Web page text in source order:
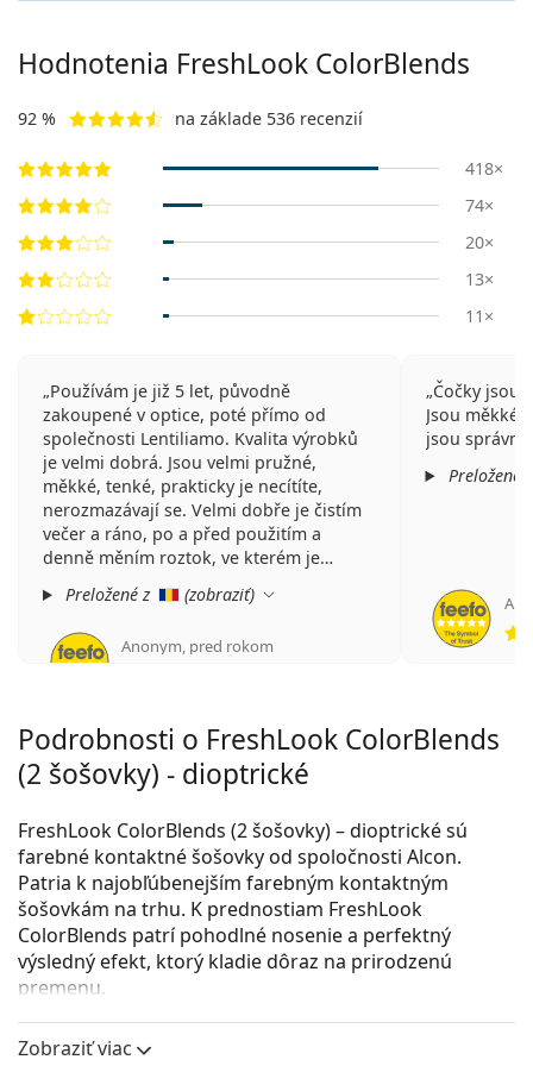
Hodnotenia FreshLook ColorBlends
92 % na základe 536 recenzií
418×
74×
20×
13×
11×
Používám je již 5 let, původně
zakoupené v optice, poté přímo od
společnosti Lentiliamo. Kvalita výrobků
je velmi dobrá. Jsou velmi pružné,
měkké, tenké, prakticky je necítíte,
nerozmazávají se. Velmi dobře je čistím
večer a ráno, po a před použitím a
denně měním roztok, ve kterém je
skladuji přes noc.
Ale za poslední 4 měsíce jsem měla
dvakrát problémy s jednou z čoček,
protože vydržely jen 9, resp. 11 dní,
Preložené z (zobraziť)
Anonym, pred rokom
Čočky jsou
Jsou
jsou
Preložené
Podrobnosti o FreshLook ColorBlends
(2 šošovky) - dioptrické
FreshLook ColorBlends (2 šošovky) – dioptrické sú
farebné kontaktné šošovky od spoločnosti Alcon.
Patria k najobľúbenejším farebným kontaktným
šošovkám na trhu. K prednostiam FreshLook
ColorBlends patrí pohodlné nosenie a perfektný
výsledný efekt, ktorý kladie dôraz na prirodzenú
premenu.
UV filter v kontaktných šošovkách zdokonaľuje
ochranu rohovky oka pred negatívnymi účinkami
Zobraziť viac